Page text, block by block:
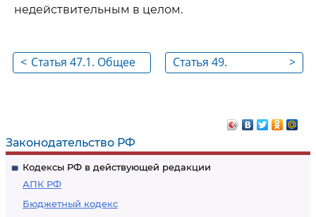
Законодательство РФ
Кодексы РФ в действующей редакции
АПК РФ
Бюджетный кодекс
недействительным в целом.
< Статья 47.1. Общее
многоквартирном
доме в форме
заочного
голосования с
использованием
>
Статья 49.
по договору
социального найма